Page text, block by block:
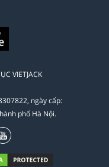
VIETJACK
ngày cấp:
phố Hà Nội.